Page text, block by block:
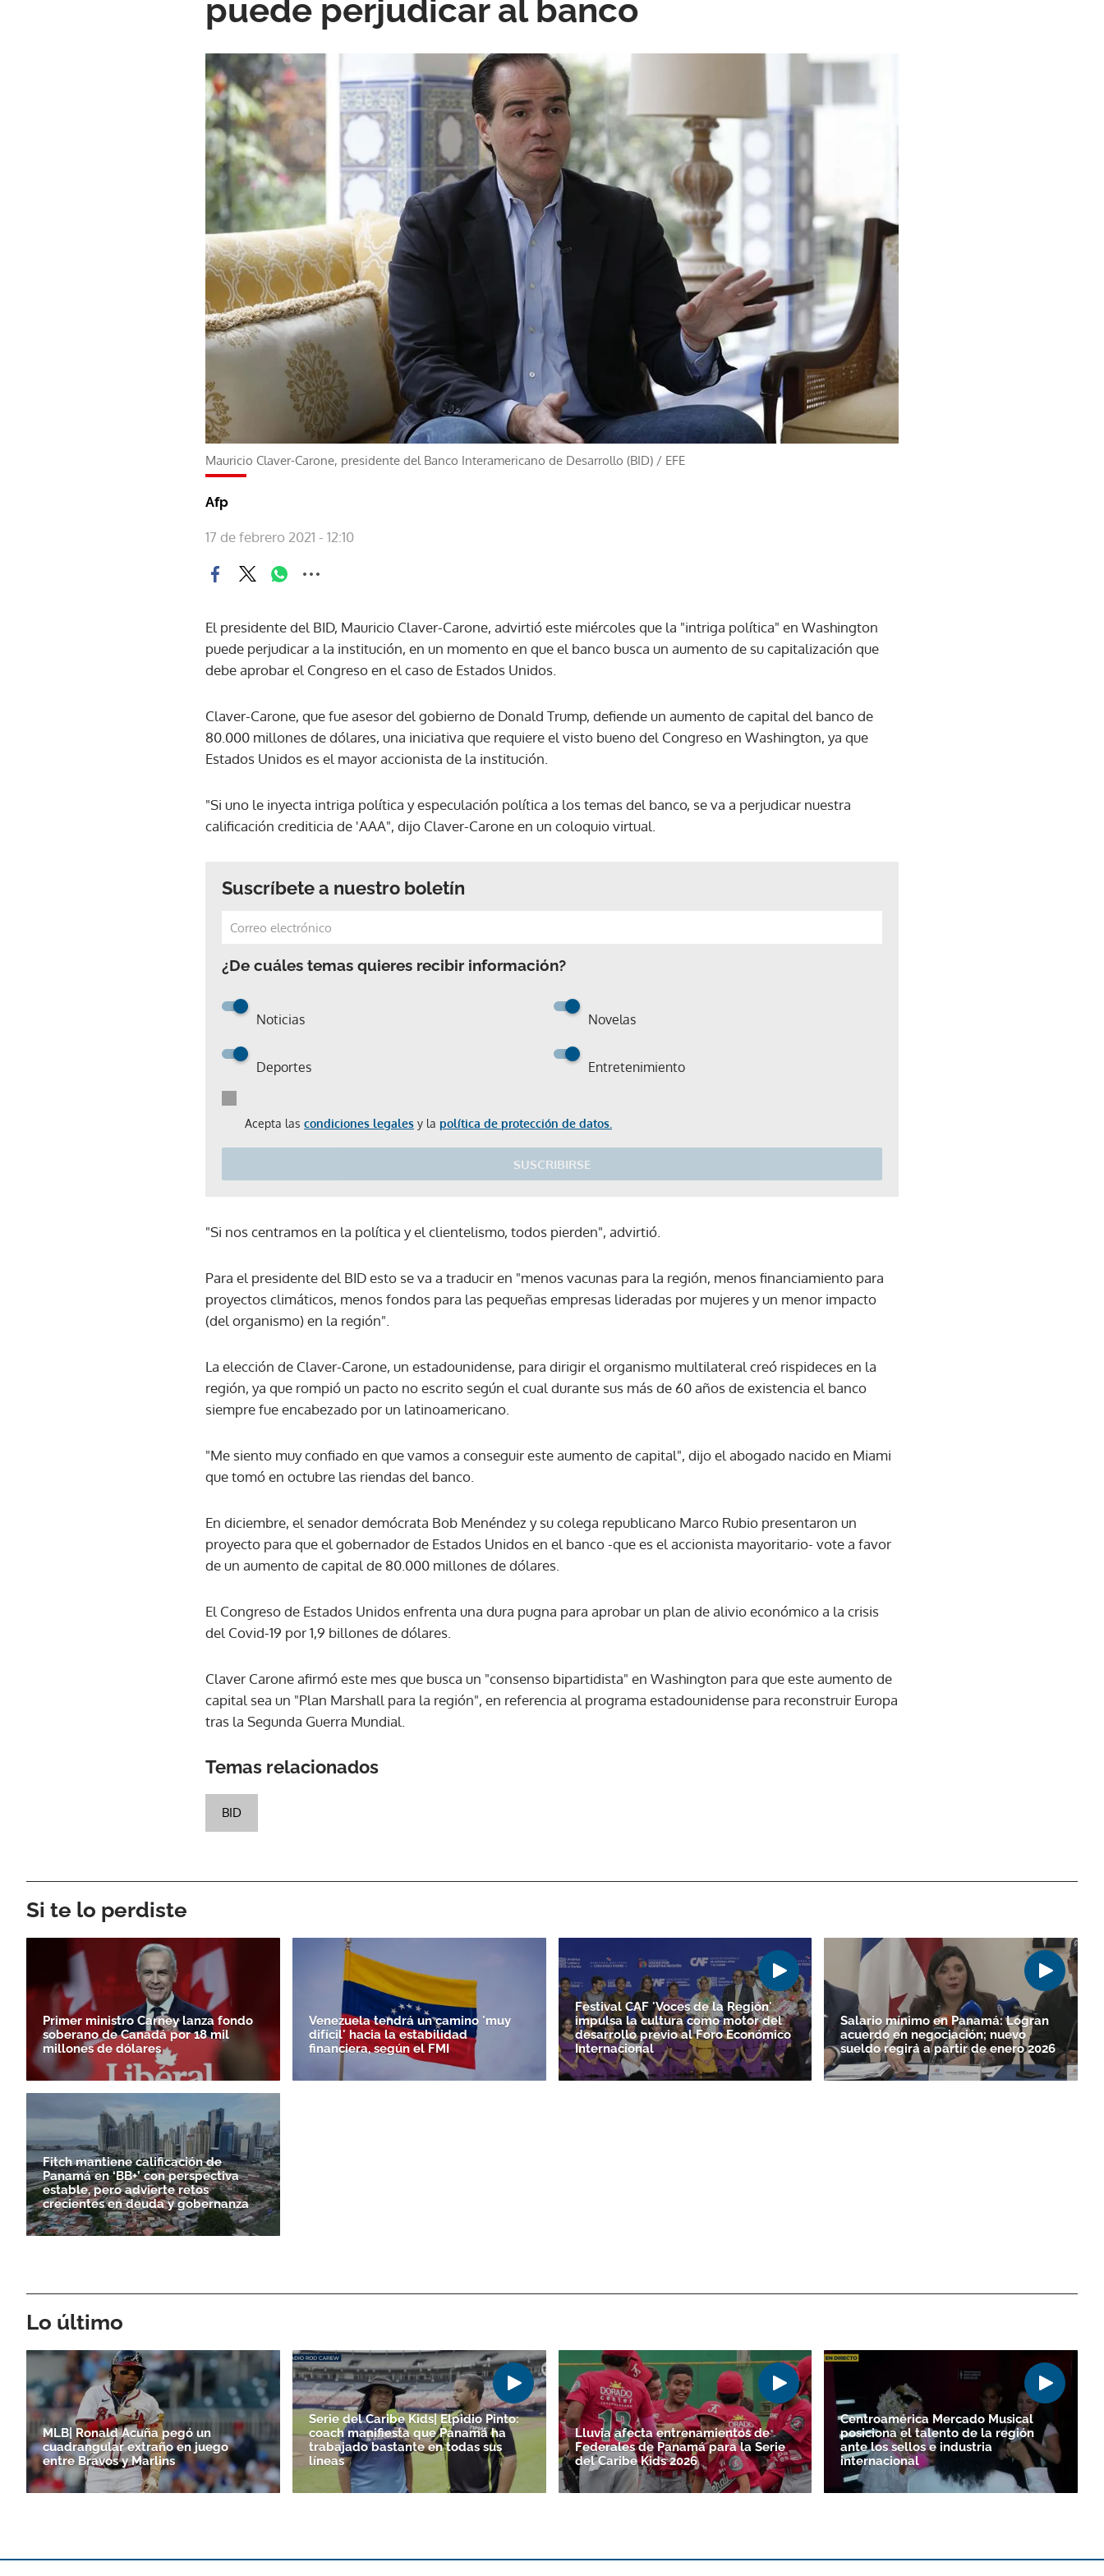
puede perjudicar al banco
Mauricio Claver-Carone, presidente del Banco Interamericano de Desarrollo (BID) / EFE
Afp
17 de febrero 2021 - 12:10
El presidente del BID, Mauricio Claver-Carone, advirtió este miércoles que la "intriga política" en Washington
puede perjudicar a la institución, en un momento en que el banco busca un aumento de su capitalización que
debe aprobar el Congreso en el caso de Estados Unidos.
Claver-Carone, que fue asesor del gobierno de Donald Trump, defiende un aumento de capital del banco de
80.000 millones de dólares, una iniciativa que requiere el visto bueno del Congreso en Washington, ya que
Estados Unidos es el mayor accionista de la institución.
"Si uno le inyecta intriga política y especulación política a los temas del banco, se va a perjudicar nuestra
calificación crediticia de 'AAA", dijo Claver-Carone en un coloquio virtual.
Suscríbete a nuestro boletín
¿De cuáles temas quieres recibir información?
Noticias Novelas
Deportes Entretenimiento
Acepta las condiciones legales y la política de protección de datos.
SUSCRIBIRSE
Gracias por suscribirte a nuestro boletín.
ACEPTAR
"Si nos centramos en la política y el clientelismo, todos pierden", advirtió.
Para el presidente del BID esto se va a traducir en "menos vacunas para la región, menos financiamiento para
proyectos climáticos, menos fondos para las pequeñas empresas lideradas por mujeres y un menor impacto
(del organismo) en la región".
La elección de Claver-Carone, un estadounidense, para dirigir el organismo multilateral creó rispideces en la
región, ya que rompió un pacto no escrito según el cual durante sus más de 60 años de existencia el banco
siempre fue encabezado por un latinoamericano.
"Me siento muy confiado en que vamos a conseguir este aumento de capital", dijo el abogado nacido en Miami
que tomó en octubre las riendas del banco.
En diciembre, el senador demócrata Bob Menéndez y su colega republicano Marco Rubio presentaron un
proyecto para que el gobernador de Estados Unidos en el banco -que es el accionista mayoritario- vote a favor
de un aumento de capital de 80.000 millones de dólares.
El Congreso de Estados Unidos enfrenta una dura pugna para aprobar un plan de alivio económico a la crisis
del Covid-19 por 1,9 billones de dólares.
Claver Carone afirmó este mes que busca un "consenso bipartidista" en Washington para que este aumento de
capital sea un "Plan Marshall para la región", en referencia al programa estadounidense para reconstruir Europa
tras la Segunda Guerra Mundial.
Temas relacionados
BID
Si te lo perdiste
Primer ministro Carney lanza fondo
soberano de Canadá por 18 mil
millones de dólares
Venezuela tendrá un camino 'muy
difícil' hacia la estabilidad
financiera, según el FMI
Festival CAF 'Voces de la Región'
impulsa la cultura como motor del
desarrollo previo al Foro Económico
Internacional
Salario mínimo en Panamá: Logran
acuerdo en negociación; nuevo
sueldo regirá a partir de enero 2026
Fitch mantiene calificación de
Panamá en ‘BB+’ con perspectiva
estable, pero advierte retos
crecientes en deuda y gobernanza
Lo último
MLB| Ronald Acuña pegó un
cuadrangular extraño en juego
entre Bravos y Marlins
Serie del Caribe Kids| Elpidio Pinto:
coach manifiesta que Panamá ha
trabajado bastante en todas sus
líneas
Lluvia afecta entrenamientos de
Federales de Panamá para la Serie
del Caribe Kids 2026
Centroamérica Mercado Musical
posiciona el talento de la región
ante los sellos e industria
internacional